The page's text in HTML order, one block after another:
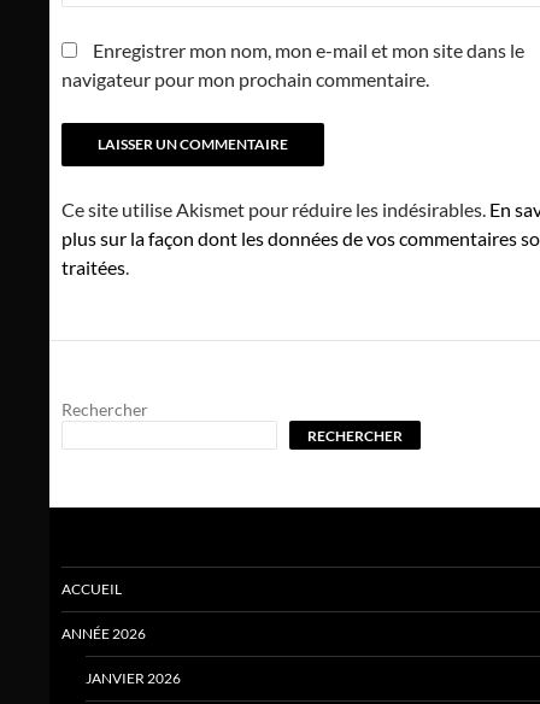
Enregistrer mon nom, mon e-mail et mon site dans le
navigateur pour mon prochain commentaire.
Ce site utilise Akismet pour réduire les indésirables. En
plus sur la façon dont les données de vos commentaires
traitées.
Rechercher
RECHERCHER
ACCUEIL
ANNÉE 2026
JANVIER 2026